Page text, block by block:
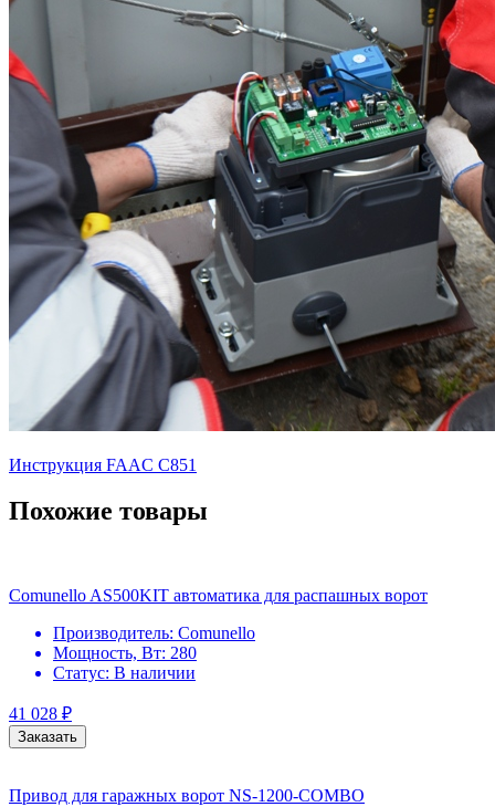
Инструкция FAAC С851
Похожие товары
Comunello AS500KIT автоматика для распашных ворот
Производитель: Comunello
Мощность, Вт: 280
Статус: В наличии
41 028 ₽
Заказать
Привод для гаражных ворот NS-1200-COMBO